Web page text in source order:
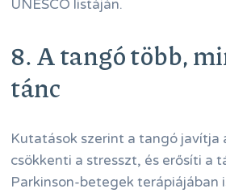
UNESCO listáján.
8. A tangó több,
tánc
Kutatások szerint a tangó javítja
csökkenti a stresszt, és erősíti a
Parkinson-betegek terápiájában